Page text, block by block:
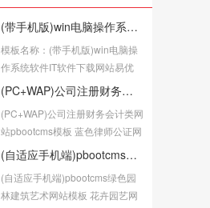
(带手机版)win电脑操作系统软件IT软件下载网站易优CMS模板下载
模板名称：(带手机版)win电脑操
作系统软件IT软件下载网站易优
CMS模板下载模...
(PC+WAP)公司注册财务会计类网站pbootcms模板 蓝色律师公证网站源码下载
(PC+WAP)公司注册财务会计类网
站pbootcms模板 蓝色律师公证网
站源码...
(自适应手机端)pbootcms绿色园林建筑艺术网站模板 花卉园艺网站源码下载
(自适应手机端)pbootcms绿色园
林建筑艺术网站模板 花卉园艺网